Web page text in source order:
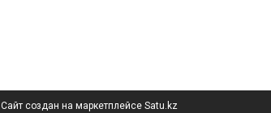
Сайт создан на маркетплейсе Satu.kz